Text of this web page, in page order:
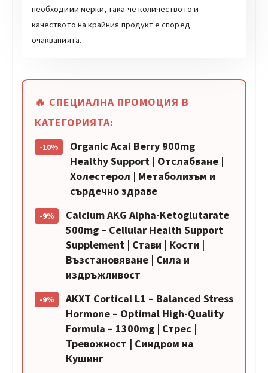
необходими мерки, така че количеството и
качеството на крайния продукт е според
очакванията.
🔥 СПЕЦИАЛНА ПРОМОЦИЯ В
КАТЕГОРИЯТА:
-10%
Organic Acai Berry 900mg
Healthy Support | Отслабване |
Холестерол | Метаболизъм и
сърдечно здраве
-9%
Calcium AKG Alpha-Ketoglutarate
500mg – Cellular Health Support
Supplement | Стави | Кости |
Възстановяване | Сила и
издръжливост
-9%
AKXT Cortical L1 – Balanced Stress
Hormone – Optimal High-Quality
Formula – 1300mg | Стрес |
Тревожност | Синдром на
Кушинг